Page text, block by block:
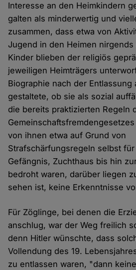
Interesse an den Heimkindern
galten als minderwertig und
zusammen, dass etwa von
Jugend in den Heimen nirgends
Kinder blieben der religiös
jeweiligen Heimträgers
Biographie nach der Entlassung
gestaltete, ob sie als sozial
die bereits praktizierten Regeln
von ihnen etwa auf Grund von
Strafschärfungsregeln selbst
Gefängnis, Zuchthaus bis hin
bedroht waren, darüber liegen
sehen ist, keine Erkenntnisse
Für Zöglinge, bei denen die
anschlug, war der Weg freilich
denn Hitler wünschte, dass
Vollendung des 19.
zu entlassen waren, "dann